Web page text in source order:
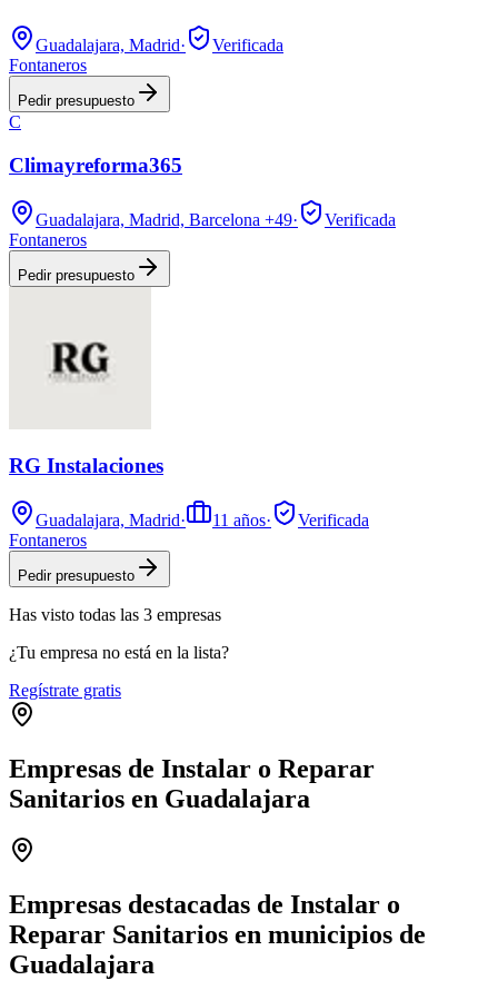
Guadalajara, Madrid·
Verificada
Fontaneros
Pedir presupuesto
C
Climayreforma365
Guadalajara, Madrid, Barcelona +49·
Verificada
Fontaneros
Pedir presupuesto
RG Instalaciones
Guadalajara, Madrid· 11 años·
Verificada
Fontaneros
Pedir presupuesto
Has visto todas las 3 empresas
¿Tu empresa no está en la lista?
Regístrate gratis
Empresas de Instalar o Reparar
Sanitarios en Guadalajara
−
Empresas destacadas de Instalar o
Reparar Sanitarios en municipios de
Guadalajara